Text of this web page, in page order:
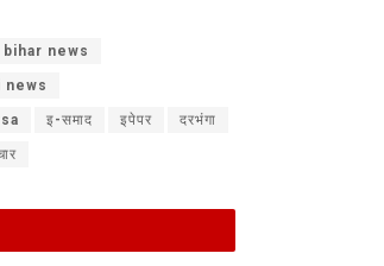
bihar news
news
इ-समाद इपेपर दरभंगा